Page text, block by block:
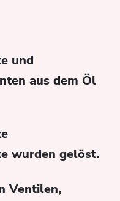
und
aus dem Öl
wurden gelöst.
Ventilen,